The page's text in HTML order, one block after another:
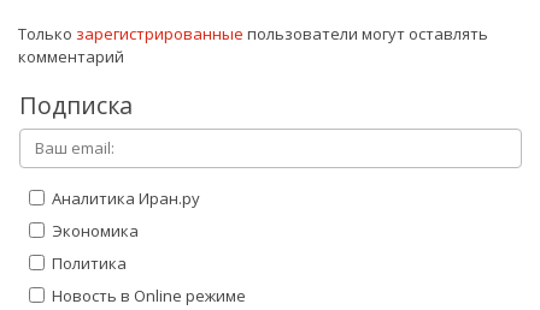
Только зарегистрированные пользователи могут оставлять
комментарий
Подписка
Аналитика Иран.ру
Экономика
Политика
Новость в Online режиме